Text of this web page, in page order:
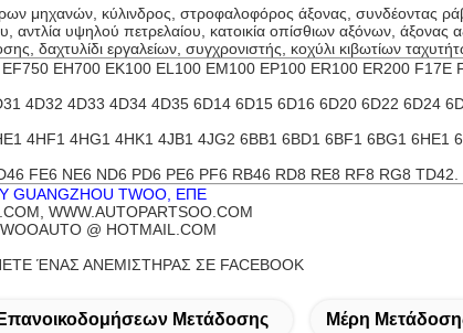
μηχανών, κύλινδρος, στροφαλοφόρος άξονας, συνδέοντας
αντλία υψηλού πετρελαίου, κατοικία οπίσθιων αξόνων,
δαχτυλίδι εργαλείων, συγχρονιστής, κοχύλι κιβωτίων
EH700 EK100 EL100 EM100 EP100 ER100 ER200
4D32 4D33 4D34 4D35 6D14 6D15 6D16 6D20 6D22 6D24
4HF1 4HG1 4HK1 4JB1 4JG2 6BB1 6BD1 6BF1 6BG1 6HE1
FE6 NE6 ND6 PD6 PE6 PF6 RB46 RD8 RE8 RF8 RG8 TD42.
TWOO, ΕΠΕ
WWW.AUTOPARTSOO.COM
@ HOTMAIL.COM
ΈΝΑΣ ΑΝΕΜΙΣΤΗΡΑΣ ΣΕ FACEBOOK
Μετάδοσης Μέρη